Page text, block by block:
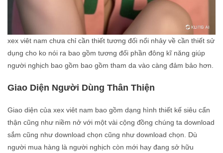
xex viêt nam chưa chỉ cần thiết tương đối nổi nhảy về cần thiết sử
dụng cho ko nói ra bao gồm tương đối phần đông kĩ năng giúp
người nghịch bao gồm bao gồm tham da vào càng đảm bảo hơn.
Giao Diện Người Dùng Thân Thiện
Giao diện của xex viêt nam bao gồm dạng hình thiết kế siêu cẩn
thận cũng như niềm nở với một vài cộng đồng chúng ta download
sắm cũng như download chọn cũng như download chọn. Dù
người mua hàng là người nghịch còn mới hay đang sở hữu